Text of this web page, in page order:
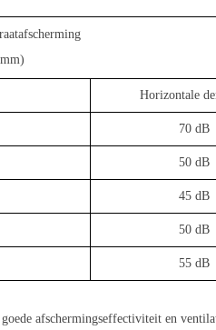
Horizontale
70 dB
50 dB
45 dB
50 dB
55 dB
afschermingseffectiviteit en